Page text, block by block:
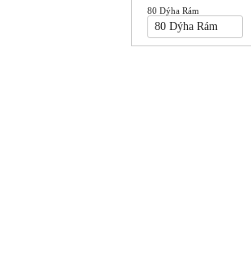
80 Dýha Rám
80 Dýha Rám